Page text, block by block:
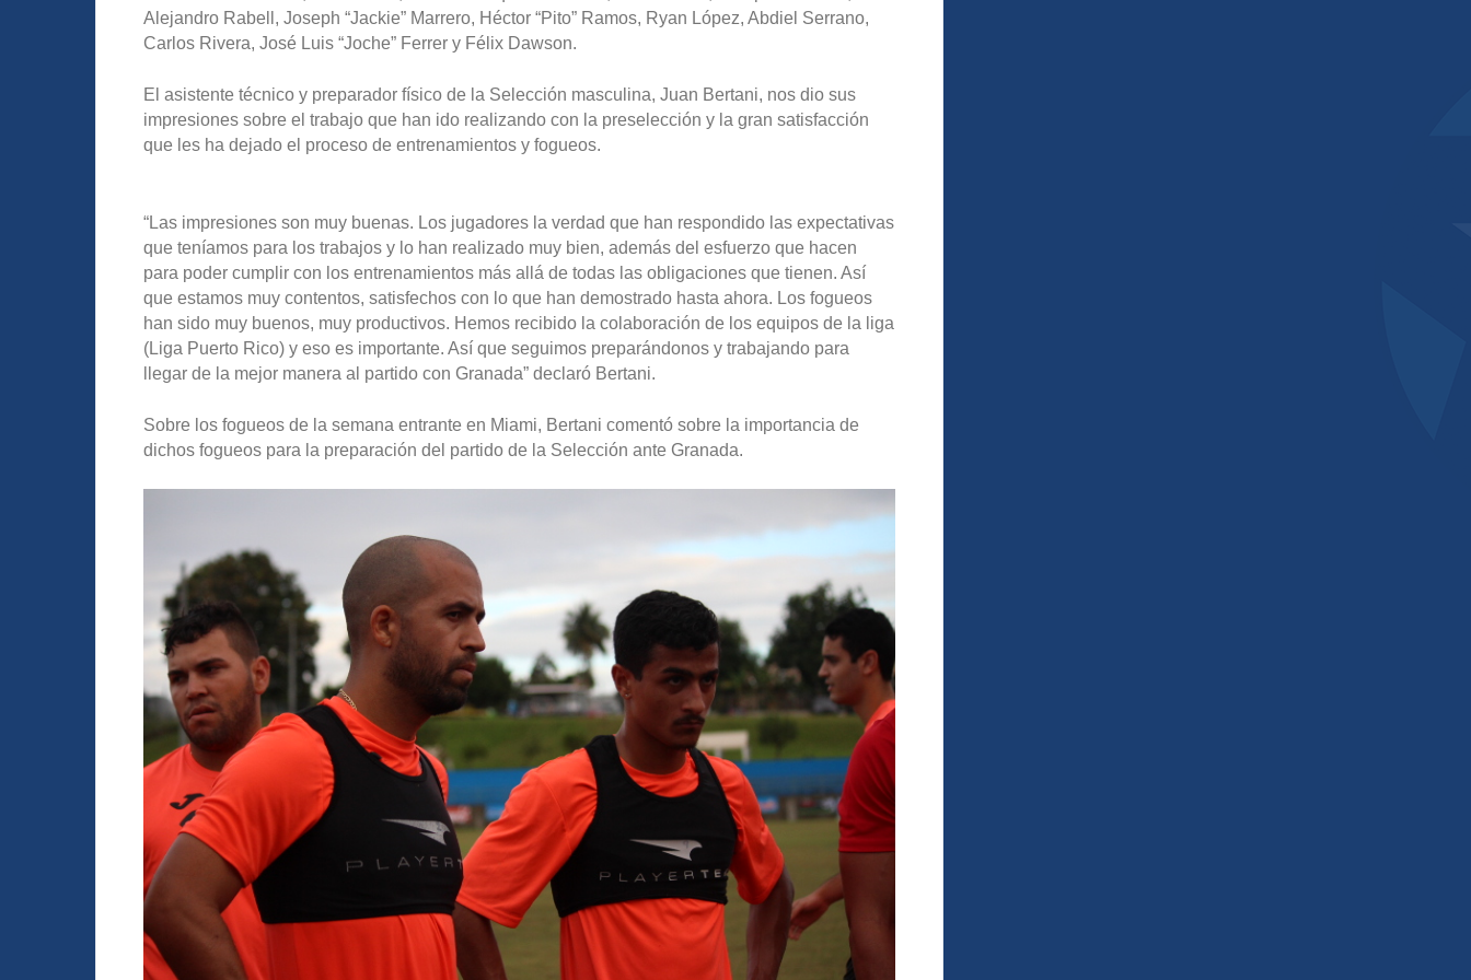
Alejandro Rabell, Joseph “Jackie” Marrero, Héctor “Pito” Ramos, Ryan López, Abdiel Serrano,
Carlos Rivera, José Luis “Joche” Ferrer y Félix Dawson.
El asistente técnico y preparador físico de la Selección masculina, Juan Bertani, nos dio sus
impresiones sobre el trabajo que han ido realizando con la preselección y la gran satisfacción
que les ha dejado el proceso de entrenamientos y fogueos.
“Las impresiones son muy buenas. Los jugadores la verdad que han respondido las expectativas
que teníamos para los trabajos y lo han realizado muy bien, además del esfuerzo que hacen
para poder cumplir con los entrenamientos más allá de todas las obligaciones que tienen. Así
que estamos muy contentos, satisfechos con lo que han demostrado hasta ahora. Los fogueos
han sido muy buenos, muy productivos. Hemos recibido la colaboración de los equipos de la liga
(Liga Puerto Rico) y eso es importante. Así que seguimos preparándonos y trabajando para
llegar de la mejor manera al partido con Granada” declaró Bertani.
Sobre los fogueos de la semana entrante en Miami, Bertani comentó sobre la importancia de
dichos fogueos para la preparación del partido de la Selección ante Granada.